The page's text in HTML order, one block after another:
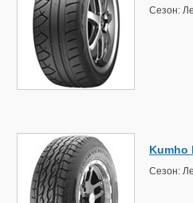
Сезон:
Kumho
Сезон: